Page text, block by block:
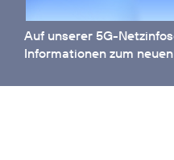
Auf unserer 5G-
Informationen zum